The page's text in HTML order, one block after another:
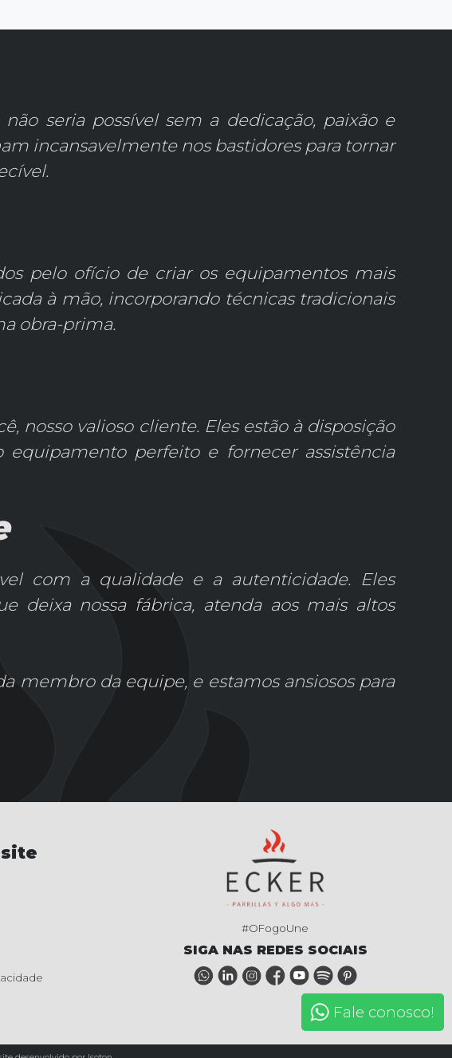
Fale conosco!
- Encantar é nosso padrão - Superar
entregamos momentos
inesquecíveis ao redor do fogo.
seria possível sem a dedicação, paixão e
incansavelmente nos bastidores para tornar
pelo ofício de criar os equipamentos mais
à mão, incorporando técnicas tradicionais
obra-prima.
nosso valioso cliente. Eles estão à disposição
equipamento perfeito e fornecer assistência
com a qualidade e a autenticidade. Eles
deixa nossa fábrica, atenda aos mais altos
membro da equipe, e estamos ansiosos para
site
#OFogoUne
SIGA NAS REDES SOCIAIS